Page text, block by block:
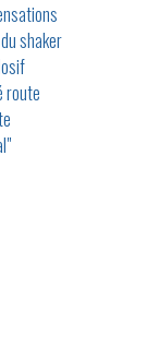
shaker
route